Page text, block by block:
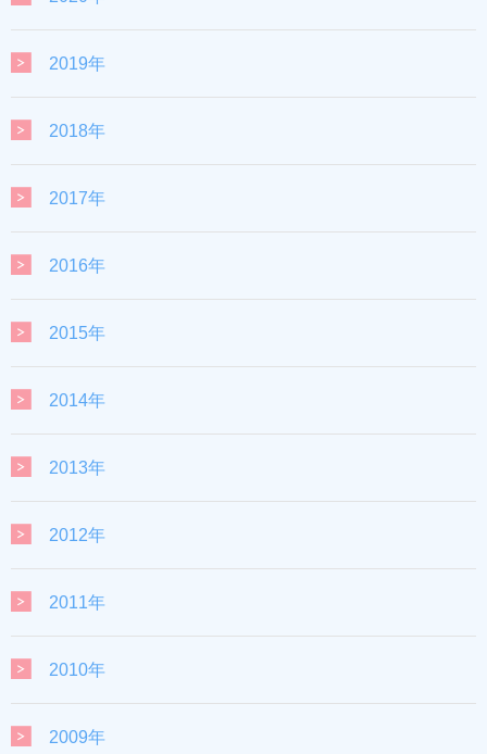
2019年
2018年
2017年
2016年
2015年
2014年
2013年
2012年
2011年
2010年
2009年